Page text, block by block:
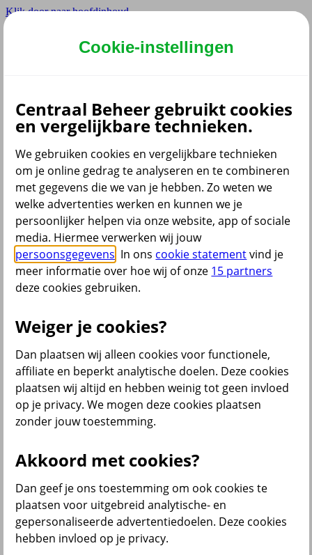
Klik door naar hoofdinhoud
Hoofdmenu navigatie
Adviseur
Partner
Dyslexie lettertype
Aan / Uit
Cookies aanpassen
CoBrowsing
Start
Menu
Producten
Situaties Klantenservice
Cookie-instellingen
Centraal Beheer gebruikt cookies
en vergelijkbare technieken.
We gebruiken cookies en vergelijkbare technieken
om je online gedrag te analyseren en te combineren
met gegevens die we van je hebben. Zo weten we
welke advertenties werken en kunnen we je
persoonlijker helpen via onze website, app of sociale
media. Hiermee verwerken wij jouw
persoonsgegevens . In ons cookie statementvind je
meer informatie over hoe wij of onze 15 partners
deze cookies gebruiken.
Weiger je cookies?
Dan plaatsen wij alleen cookies voor functionele,
affiliate en beperkt analytische doelen. Deze cookies
plaatsen wij altijd en hebben weinig tot geen invloed
op je privacy. We mogen deze cookies plaatsen
zonder jouw toestemming.
Akkoord met cookies?
Dan geef je ons toestemming om ook cookies te
plaatsen voor uitgebreid analytische- en
gepersonaliseerde advertentiedoelen. Deze cookies
hebben invloed op je privacy.